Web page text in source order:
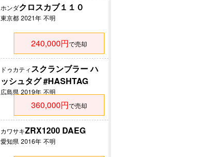
ホンダクロスカブ１１０
東京都 2021年 不明
240,000円で売却
ドゥカティスクランブラー ハ
ッシュタグ #HASHTAG
広島県 2019年 不明
360,000円で売却
カワサキZRX1200 DAEG
愛知県 2016年 不明